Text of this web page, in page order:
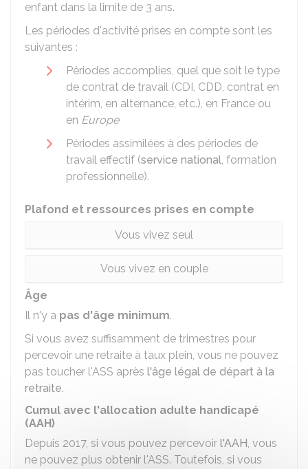
enfant dans la limite de 3 ans.
Les périodes d'activité prises en compte sont les
suivantes :
Périodes accomplies, quel que soit le type
de contrat de travail (CDI, CDD, contrat en
intérim, en alternance, etc.), en France ou
en Europe
Périodes assimilées à des périodes de
travail effectif (service national, formation
professionnelle).
Plafond et ressources prises en compte
Vous vivez seul
Vous vivez en couple
Âge
Il n'y a pas d'âge minimum.
Si vous avez suffisamment de trimestres pour
percevoir une retraite à taux plein, vous ne pouvez
pas toucher l'ASS après l'âge légal de départ à la
retraite.
Cumul avec l'allocation adulte handicapé
(AAH)
Depuis 2017, si vous pouvez percevoir l'AAH, vous
ne pouvez plus obtenir l'ASS. Toutefois, si vous